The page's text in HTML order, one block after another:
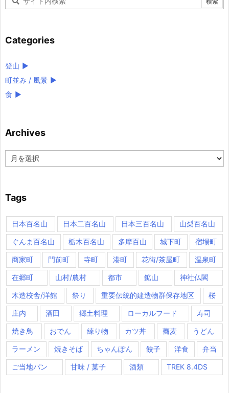
Categories
登山 ►
町並み / 風景 ►
食 ►
Archives
Archives
Tags
日本百名山 日本二百名山 日本三百名山 山梨百名山
ぐんま百名山 栃木百名山 多摩百山 城下町 宿場町
商家町 門前町 寺町 港町 花街/茶屋町 温泉町
在郷町 山村/農村 都市 鉱山 神社仏閣
木造校舎/洋館 祭り 重要伝統的建造物群保存地区 桜
庄内 酒田 郷土料理 ローカルフード 寿司
焼き鳥 おでん 練り物 カツ丼 蕎麦 うどん
ラーメン 焼きそば ちゃんぽん 餃子 洋食 弁当
ご当地パン 甘味 / 菓子 酒類 TREK 8.4DS